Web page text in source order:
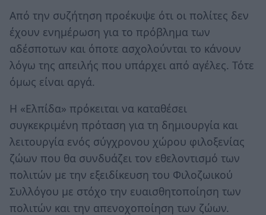
Από την συζήτηση προέκυψε ότι οι πολίτες δεν
έχουν ενημέρωση για το πρόβλημα των
αδέσποτων και όποτε ασχολούνται το κάνουν
λόγω της απειλής που υπάρχει από αγέλες. Τότε
όμως είναι αργά.
Η «Ελπίδα» πρόκειται να καταθέσει
συγκεκριμένη πρόταση για τη δημιουργία και
λειτουργία ενός σύγχρονου χώρου φιλοξενίας
ζώων που θα συνδυάζει τον εθελοντισμό των
πολιτών με την εξειδίκευση του Φιλοζωικού
Συλλόγου με στόχο την ευαισθητοποίηση των
πολιτών και την απενοχοποίηση των ζώων.